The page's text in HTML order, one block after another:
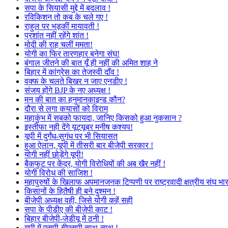
सपा के सियासी मुद्दे में बदलाव !
रविकिशन तो कब के चले गए !
राहुल पर भड़कीं मायावती !
प्रशांत नहीं रहेंगे शांत !
मोदी की राह चलीं ममता!
योगी का फिर तारणहार बनेगा संघ!
बंगाल जीतने की बात यूँ ही नहीं की अमित शाह ने
बिहार में कांग्रेस का तेजस्वी दाँव !
वक्फ के चलते बिखर न जाए एनडीए !
संजय होंगे BJP के नए अध्यक्ष !
मन की बात का हनुमानकाइन्ड कौन?
दौरा से लगा कयासों को विराम
महाकुंभ में सबको फायदा, जानिए किसको हुआ नुकसान ?
इस्तीफा नही देंगे यूट्यूबर मनीष कश्यप!
यूपी में दुर्गंध-सुगंध पर भी सियासत
हुआ ऐलान, यूपी में तीसरी बार बीजेपी सरकार !
योगी नहीं छोड़ेंगे यूपी!
बैकफुट पर केंद्र, योगी विरोधियों की अब खैर नहीं !
योगी विरोध की साजिश !
महापुरुषों के खिलाफ अपमानजनक टिप्पणी पर राष्ट्रवादी क्षत्रीय संघ
किसानों के हितैषी ही बने दुश्मन !
बीजेपी अध्यक्ष वही, जिसे योगी कहें सही
सपा के पीडीए की बीजेपी काट !
बिहार बीजेपी-जेडीयू में ठनी !